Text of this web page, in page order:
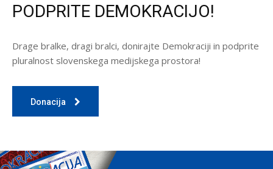
PODPRITE DEMOKRACIJO!
Drage bralke, dragi bralci, donirajte Demokraciji in podprite
pluralnost slovenskega medijskega prostora!
Donacija